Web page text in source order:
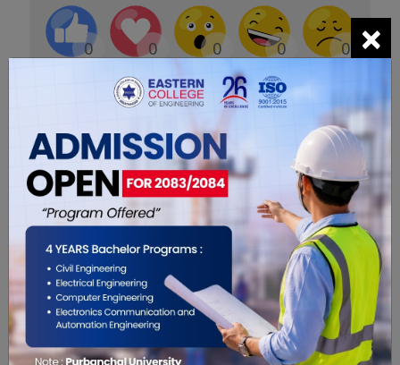
0 0 0 0 0
0
सम्बंधित खबरहरु
×